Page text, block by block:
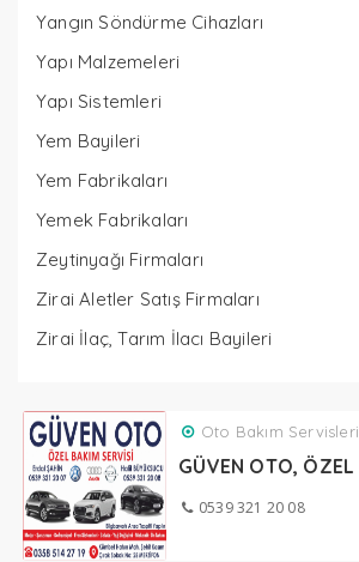
Yangın Söndürme Cihazları
Yapı Malzemeleri
Yapı Sistemleri
Yem Bayileri
Yem Fabrikaları
Yemek Fabrikaları
Zeytinyağı Firmaları
Zirai Aletler Satış Firmaları
Zirai İlaç, Tarım İlacı Bayileri
Oto Bakım Servisleri
0539 321 20 08